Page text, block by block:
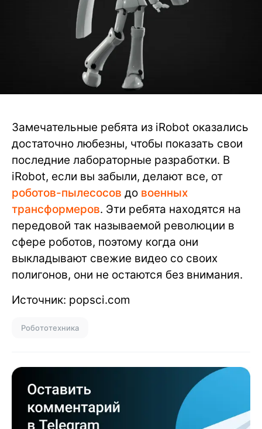
Замечательные ребята из iRobot оказались
достаточно любезны, чтобы показать свои
последние лабораторные разработки. В
iRobot, если вы забыли, делают все, от
роботов-пылесосов до военных
трансформеров. Эти ребята находятся на
передовой так называемой революции в
сфере роботов, поэтому когда они
выкладывают свежие видео со своих
полигонов, они не остаются без внимания.
Источник: popsci.com
Робототехника